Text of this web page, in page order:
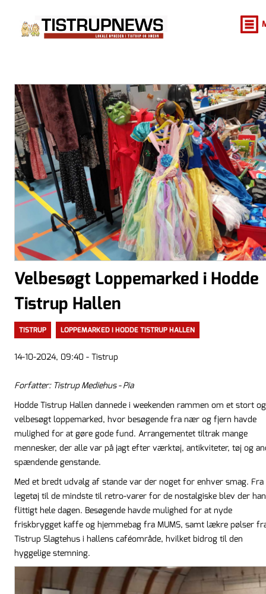
Velbesøgt Loppemarked i Hodde
Tistrup Hallen
TISTRUP LOPPEMARKED I HODDE TISTRUP HALLEN
14-10-2024, 09:40 - Tistrup
Forfatter: Tistrup Mediehus - Pia
Hodde Tistrup Hallen dannede i weekenden rammen om et stort og
velbesøgt loppemarked, hvor besøgende fra nær og fjern havde
mulighed for at gøre gode fund. Arrangementet tiltrak mange
mennesker, der alle var på jagt efter værktøj, antikviteter, tøj og
spændende genstande.
Med et bredt udvalg af stande var der noget for enhver smag. Fra
legetøj til de mindste til retro-varer for de nostalgiske blev der
flittigt hele dagen. Besøgende havde mulighed for at nyde
friskbrygget kaffe og hjemmebag fra MUMS, samt lækre pølser
Tistrup Slagtehus i hallens caféområde, hvilket bidrog til den
hyggelige stemning.